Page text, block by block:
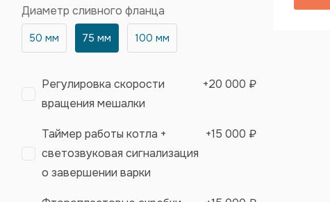
Диаметр сливного фланца
50 мм 75 мм 100 мм
Регулировка скорости
вращения мешалки
+20 000 ₽
Таймер работы котла +
светозвуковая сигнализация
о завершении варки
+15 000 ₽